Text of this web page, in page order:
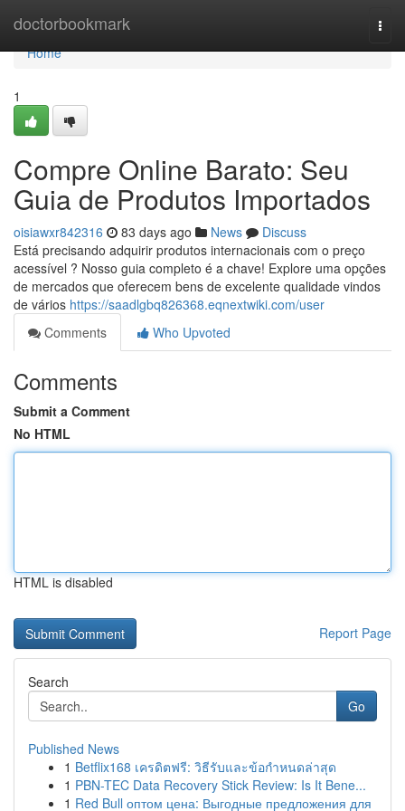
doctorbookmark
Home
Home
1
Compre Online Barato: Seu
Guia de Produtos Importados
oisiawxr842316 83 days ago News
Discuss
Está precisando adquirir produtos internacionais com o preço
acessível ? Nosso guia completo é a chave! Explore uma opções
de mercados que oferecem bens de excelente qualidade vindos
de vários https://saadlgbq826368.eqnextwiki.com/user
Comments
Who Upvoted
Comments
Submit a Comment
No HTML
HTML is disabled
Report Page
Search
Go
Published News
1 Betflix168 เครดิตฟรี: วิธีรับและข้อกำหนดล่าสุด
1 PBN-TEC Data Recovery Stick Review: Is It Bene...
1 Red Bull оптом цена: Выгодные предложения для